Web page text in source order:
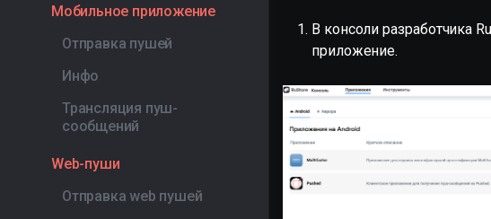
Мобильное приложение
Отправка пушей
Инфо
Трансляция пуш-
сообщений
Web-пуши
Отправка web пушей
В консоли разработчика
приложение.